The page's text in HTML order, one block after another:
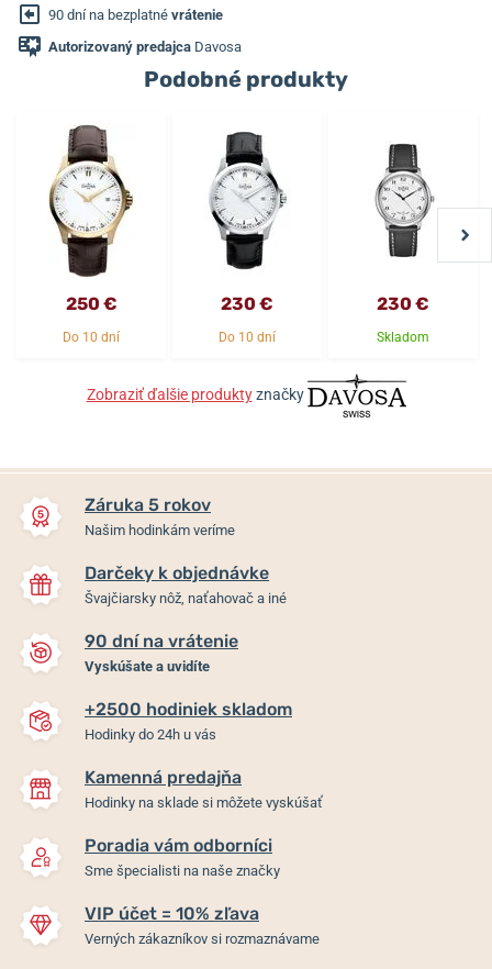
90 dní na bezplatné vrátenie
Autorizovaný predajca Davosa
Podobné produkty
250 €
Do 10 dní
230 €
Do 10 dní
230 €
Skladom
Zobraziť ďalšie produktyznačky
Záruka 5 rokov
Našim hodinkám veríme
Darčeky k objednávke
Švajčiarsky nôž, naťahovač a iné
90 dní na vrátenie
Vyskúšate a uvidíte
+2500 hodiniek skladom
Hodinky do 24h u vás
Kamenná predajňa
Hodinky na sklade si môžete vyskúšať
Poradia vám odborníci
Sme špecialisti na naše značky
VIP účet = 10% zľava
Verných zákazníkov si rozmaznávame